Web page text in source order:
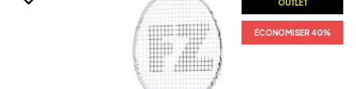
OUTLET
ÉCONOMISER 40%
OUTLET
ÉCONOMISER 40%